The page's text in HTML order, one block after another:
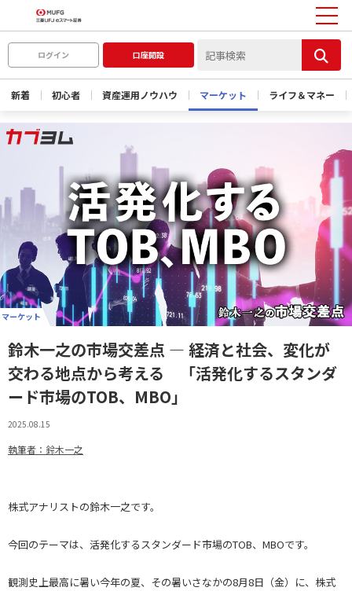
ログイン 口座開設
新着 初心者 資産運用ノウハウ マーケット ライフ＆マネー
マーケット
鈴木一之の市場交差点 ― 経済と社会、変化が
交わる地点から考える 「活発化するスタンダ
ード市場のTOB、MBO」
2025.08.15
執筆者：鈴木一之
株式アナリストの鈴木一之です。
今回のテーマは、活発化するスタンダード市場のTOB、MBOです。
観測史上最高に暑い今年の夏、その暑いさなかの8月8日（金）に、株式